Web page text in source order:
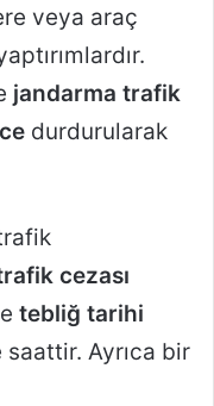
veya araç
jandarma trafik
durdurularak
cezası
tebliğ tarihi
saattir. Ayrıca bir